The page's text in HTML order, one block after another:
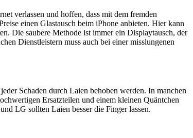
verlassen und hoffen, dass mit dem fremden
einen Glastausch beim iPhone anbieten. Hier kann
Die saubere Methode ist immer ein Displaytausch, der
Dienstleistern muss auch bei einer misslungenen
Schaden durch Laien behoben werden. In manchen
Ersatzteilen und einem kleinen Quäntchen
LG sollten Laien besser die Finger lassen.